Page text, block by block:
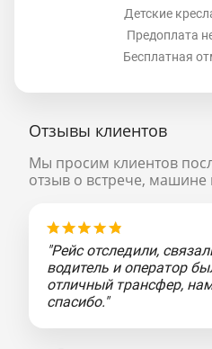
Детские
Предоплата
Бесплатная
Отзывы клиентов
Мы просим клиентов
отзыв о встрече, машине
"Рейс отследили,
водитель и оператор
отличный трансфер,
спасибо."